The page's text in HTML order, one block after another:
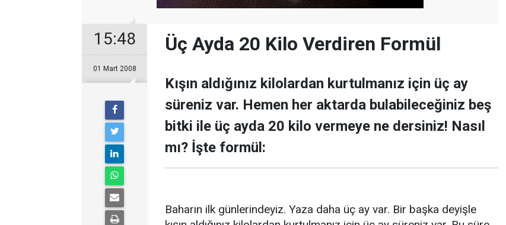
15:48
01 Mart 2008
Üç Ayda 20 Kilo Verdiren Formül
Kışın aldığınız kilolardan kurtulmanız için üç ay
süreniz var. Hemen her aktarda bulabileceğiniz beş
bitki ile üç ayda 20 kilo vermeye ne dersiniz! Nasıl
mı? İşte formül:
Baharın ilk günlerindeyiz. Yaza daha üç ay var. Bir başka deyişle